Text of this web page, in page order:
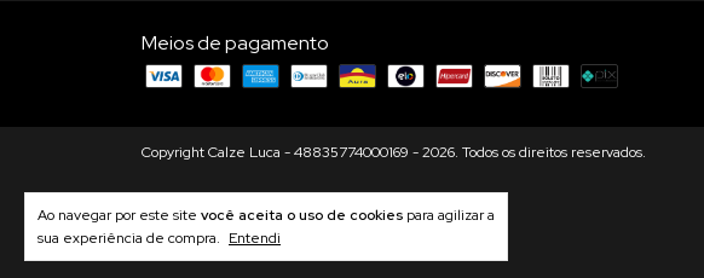
Ao navegar por este site você aceita o uso de cookies para agilizar a
sua experiência de compra. Entendi
Meios de pagamento
Copyright Calze Luca - 48835774000169 - 2026. Todos os direitos reservados.